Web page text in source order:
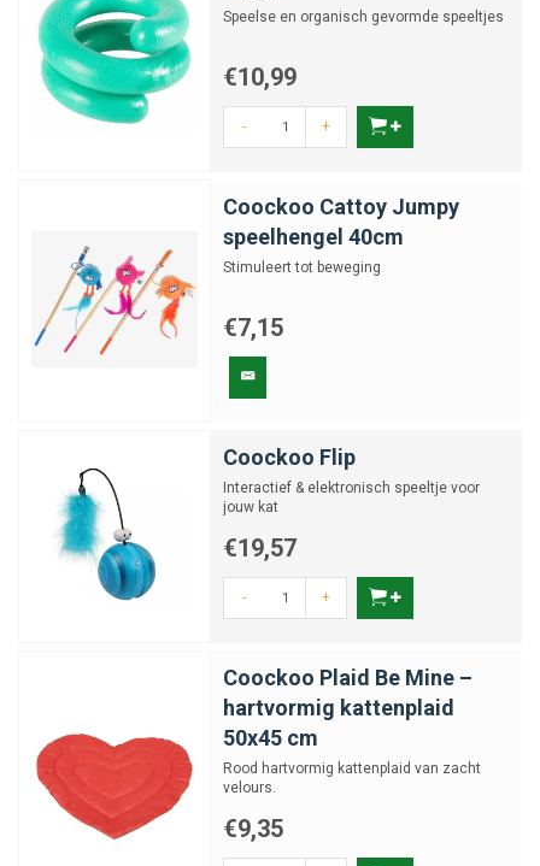
Speelse en organisch gevormde speeltjes
€10,99
- +
Coockoo Cattoy Jumpy
speelhengel 40cm
Stimuleert tot beweging
€7,15
Coockoo Flip
Interactief & elektronisch speeltje voor
jouw kat
€19,57
- +
Coockoo Plaid Be Mine –
hartvormig kattenplaid
50x45 cm
Rood hartvormig kattenplaid van zacht
velours.
€9,35